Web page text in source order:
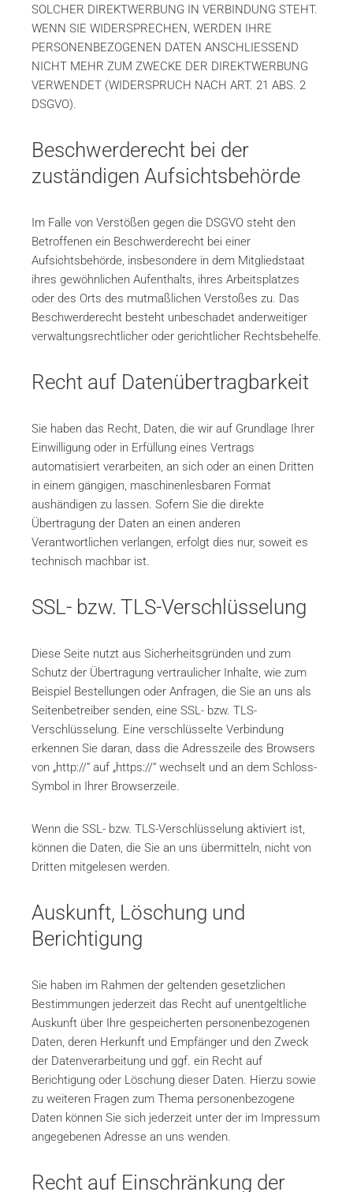
SOLCHER DIREKTWERBUNG IN VERBINDUNG STEHT.
WENN SIE WIDERSPRECHEN, WERDEN IHRE
PERSONENBEZOGENEN DATEN ANSCHLIESSEND
NICHT MEHR ZUM ZWECKE DER DIREKTWERBUNG
VERWENDET (WIDERSPRUCH NACH ART. 21 ABS. 2
DSGVO).
Beschwerderecht bei der
zuständigen Aufsichtsbehörde
Im Falle von Verstößen gegen die DSGVO steht den
Betroffenen ein Beschwerderecht bei einer
Aufsichtsbehörde, insbesondere in dem Mitgliedstaat
ihres gewöhnlichen Aufenthalts, ihres Arbeitsplatzes
oder des Orts des mutmaßlichen Verstoßes zu. Das
Beschwerderecht besteht unbeschadet anderweitiger
verwaltungsrechtlicher oder gerichtlicher Rechtsbehelfe.
Recht auf Datenübertragbarkeit
Sie haben das Recht, Daten, die wir auf Grundlage Ihrer
Einwilligung oder in Erfüllung eines Vertrags
automatisiert verarbeiten, an sich oder an einen Dritten
in einem gängigen, maschinenlesbaren Format
aushändigen zu lassen. Sofern Sie die direkte
Übertragung der Daten an einen anderen
Verantwortlichen verlangen, erfolgt dies nur, soweit es
technisch machbar ist.
SSL- bzw. TLS-Verschlüsselung
Diese Seite nutzt aus Sicherheitsgründen und zum
Schutz der Übertragung vertraulicher Inhalte, wie zum
Beispiel Bestellungen oder Anfragen, die Sie an uns als
Seitenbetreiber senden, eine SSL- bzw. TLS-
Verschlüsselung. Eine verschlüsselte Verbindung
erkennen Sie daran, dass die Adresszeile des Browsers
von „http://“ auf „https://“ wechselt und an dem Schloss-
Symbol in Ihrer Browserzeile.
Wenn die SSL- bzw. TLS-Verschlüsselung aktiviert ist,
können die Daten, die Sie an uns übermitteln, nicht von
Dritten mitgelesen werden.
Auskunft, Löschung und
Berichtigung
Sie haben im Rahmen der geltenden gesetzlichen
Bestimmungen jederzeit das Recht auf unentgeltliche
Auskunft über Ihre gespeicherten personenbezogenen
Daten, deren Herkunft und Empfänger und den Zweck
der Datenverarbeitung und ggf. ein Recht auf
Berichtigung oder Löschung dieser Daten. Hierzu sowie
zu weiteren Fragen zum Thema personenbezogene
Daten können Sie sich jederzeit unter der im Impressum
angegebenen Adresse an uns wenden.
Recht auf Einschränkung der